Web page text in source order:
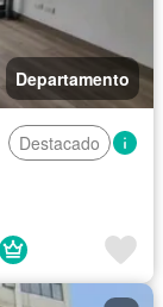
Departamento
Destacado